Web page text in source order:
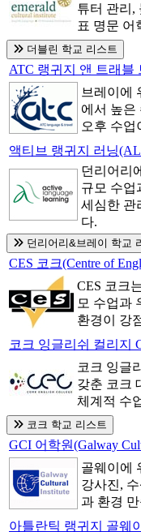
튜터 관리,
표 명문 어
더블린 학교 리스트
ATC 랭귀지 앤 트래블
브레이에
에서 높은
오후 수업
액티브 랭귀지 러닝
던리어리
규모 수업
세심한 관
다.
던리어리&브레이 학교
CES 코크(Centre of
CES 코크
모 수업과
환경이 강
코크 잉글리쉬 컬리지
코크 잉글
갖춘 코크
체계적 수
코크 학교 리스트
GCI 어학원(Galway
골웨이에
강사진,
과 환경
아틀란틱 랭귀지 골웨